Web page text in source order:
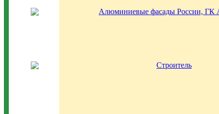
Алюминиевые фасады России, ГК
Cтроитель